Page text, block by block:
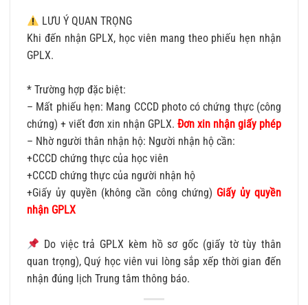
LƯU Ý QUAN TRỌNG
Khi đến nhận GPLX, học viên mang theo phiếu hẹn nhận
GPLX.
* Trường hợp đặc biệt:
– Mất phiếu hẹn: Mang CCCD photo có chứng thực (công
chứng) + viết đơn xin nhận GPLX. Đơn xin nhận giấy phép
– Nhờ người thân nhận hộ: Người nhận hộ cần:
+CCCD chứng thực của học viên
+CCCD chứng thực của người nhận hộ
+Giấy ủy quyền (không cần công chứng) Giấy ủy quyền
nhận GPLX
Do việc trả GPLX kèm hồ sơ gốc (giấy tờ tùy thân
quan trọng), Quý học viên vui lòng sắp xếp thời gian đến
nhận đúng lịch Trung tâm thông báo.